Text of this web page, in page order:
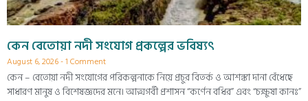
কেন বেতোয়া নদী সংযোগ প্রকল্পের ভবিষ্যৎ
August 6, 2026 1 Comment
কেন – বেতোয়া নদী সংযোগের পরিকল্পনাকে নিয়ে প্রচুর বিতর্ক ও আশঙ্কা দানা বেঁধেছে
সাধারণ মানুষ ও বিশেষজ্ঞদের মনে। আত্মগর্বী প্রশাসন “কর্ণেন বধির” এবং “চক্ষুষা কানঃ”